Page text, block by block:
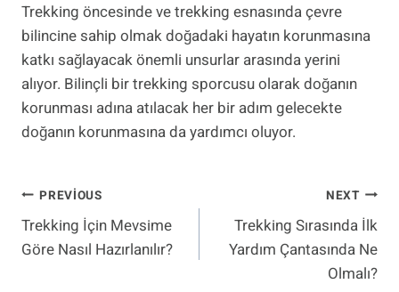
Trekking öncesinde ve trekking esnasında çevre
bilincine sahip olmak doğadaki hayatın korunmasına
katkı sağlayacak önemli unsurlar arasında yerini
alıyor. Bilinçli bir trekking sporcusu olarak doğanın
korunması adına atılacak her bir adım gelecekte
doğanın korunmasına da yardımcı oluyor.
Yazı
Gezinmesi
PREVIOUS
Trekking İçin Mevsime
Göre Nasıl Hazırlanılır?
NEXT
Trekking Sırasında İlk
Yardım Çantasında Ne
Olmalı?